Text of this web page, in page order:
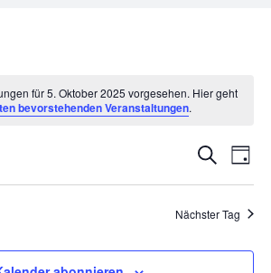
für 5. Oktober 2025 vorgesehen. Hier geht
bevorstehenden Veranstaltungen.
und
SucheTag
Nächster Tag